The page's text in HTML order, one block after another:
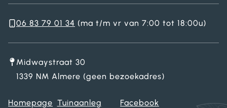
06 83 79 01 34 (ma t/m vr van 7:00 tot 18:00u)
Midwaystraat 30
1339 NM Almere (geen bezoekadres)
Homepage Tuinaanleg Facebook